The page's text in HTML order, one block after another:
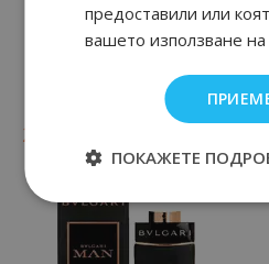
Le Gemme Onekh
235.
предоставили или
вашето използване на
ПОКАЖЕТЕ